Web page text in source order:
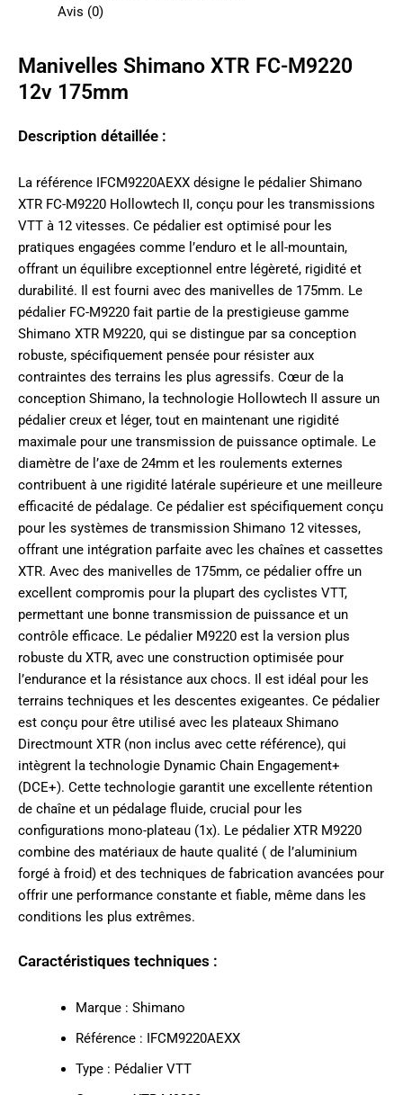
Avis (0)
Manivelles Shimano XTR FC-M9220
12v 175mm
Description détaillée :
La référence IFCM9220AEXX désigne le pédalier Shimano
XTR FC-M9220 Hollowtech II, conçu pour les transmissions
VTT à 12 vitesses. Ce pédalier est optimisé pour les
pratiques engagées comme l’enduro et le all-mountain,
offrant un équilibre exceptionnel entre légèreté, rigidité et
durabilité. Il est fourni avec des manivelles de 175mm. Le
pédalier FC-M9220 fait partie de la prestigieuse gamme
Shimano XTR M9220, qui se distingue par sa conception
robuste, spécifiquement pensée pour résister aux
contraintes des terrains les plus agressifs. Cœur de la
conception Shimano, la technologie Hollowtech II assure un
pédalier creux et léger, tout en maintenant une rigidité
maximale pour une transmission de puissance optimale. Le
diamètre de l’axe de 24mm et les roulements externes
contribuent à une rigidité latérale supérieure et une meilleure
efficacité de pédalage. Ce pédalier est spécifiquement conçu
pour les systèmes de transmission Shimano 12 vitesses,
offrant une intégration parfaite avec les chaînes et cassettes
XTR. Avec des manivelles de 175mm, ce pédalier offre un
excellent compromis pour la plupart des cyclistes VTT,
permettant une bonne transmission de puissance et un
contrôle efficace. Le pédalier M9220 est la version plus
robuste du XTR, avec une construction optimisée pour
l’endurance et la résistance aux chocs. Il est idéal pour les
terrains techniques et les descentes exigeantes. Ce pédalier
est conçu pour être utilisé avec les plateaux Shimano
Directmount XTR (non inclus avec cette référence), qui
intègrent la technologie Dynamic Chain Engagement+
(DCE+). Cette technologie garantit une excellente rétention
de chaîne et un pédalage fluide, crucial pour les
configurations mono-plateau (1x). Le pédalier XTR M9220
combine des matériaux de haute qualité ( de l’aluminium
forgé à froid) et des techniques de fabrication avancées pour
offrir une performance constante et fiable, même dans les
conditions les plus extrêmes.
Caractéristiques techniques :
Marque : Shimano
Référence : IFCM9220AEXX
Type : Pédalier VTT